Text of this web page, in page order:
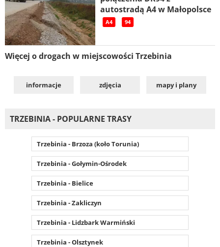
autostradą A4 w Małopolsce
A4 94
Więcej o drogach w miejscowości Trzebinia
informacje zdjęcia mapy i plany
TRZEBINIA - POPULARNE TRASY
Trzebinia - Brzoza (koło Torunia)
Trzebinia - Gołymin-Ośrodek
Trzebinia - Bielice
Trzebinia - Zakliczyn
Trzebinia - Lidzbark Warmiński
Trzebinia - Olsztynek